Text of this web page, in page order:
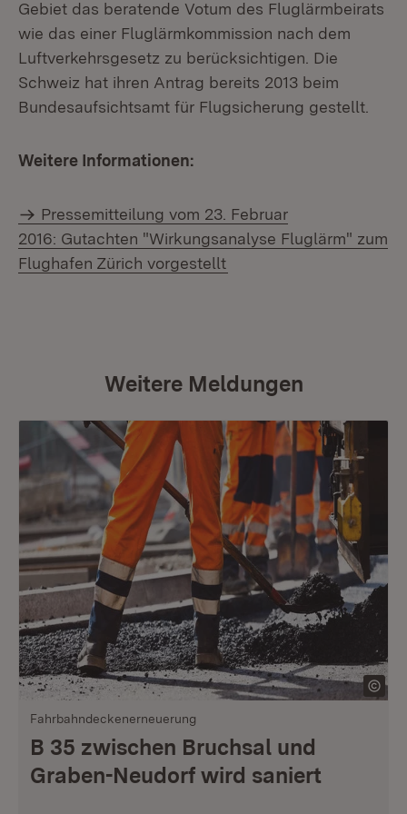
Gebiet das beratende Votum des Fluglärmbeirats
wie das einer Fluglärmkommission nach dem
Luftverkehrsgesetz zu berücksichtigen. Die
Schweiz hat ihren Antrag bereits 2013 beim
Bundesaufsichtsamt für Flugsicherung gestellt.
Weitere Informationen:
Pressemitteilung vom 23. Februar
2016: Gutachten "Wirkungsanalyse Fluglärm" zum
Flughafen Zürich vorgestellt
Weitere Meldungen
Fahrbahndeckenerneuerung
B 35 zwischen Bruchsal und
Graben-Neudorf wird saniert